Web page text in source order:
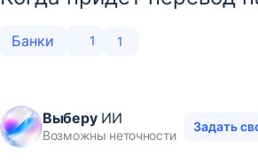
Банки 1 1
ВыберуИИ
Возможны неточности
Задать